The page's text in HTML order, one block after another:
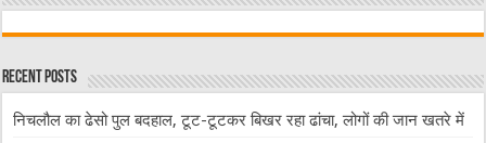
Recent Posts
निचलौल का ढेसो पुल बदहाल, टूट-टूटकर बिखर रहा ढांचा, लोगों की जान खतरे में